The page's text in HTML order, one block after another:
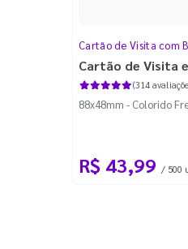
Cartão de Visita com
Cartão de Visita
(314
88x48mm - Colorido
R$ 43,99 / 500